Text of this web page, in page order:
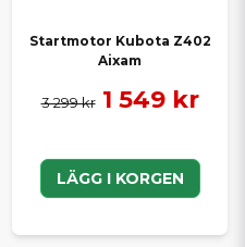
Startmotor Kubota Z402
Aixam
3 299 kr 1 549 kr
LÄGG I KORGEN